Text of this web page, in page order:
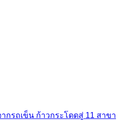
กรถเข็น ก้าวกระโดดสู่ 11 สาขา